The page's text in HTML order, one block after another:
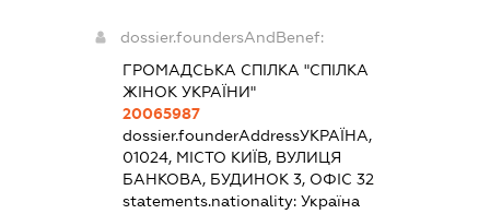
dossier.foundersAndBenef:
ГРОМАДСЬКА СПІЛКА "СПІЛКА
ЖІНОК УКРАЇНИ"
20065987
dossier.founderAddressУКРАЇНА,
01024, МІСТО КИЇВ, ВУЛИЦЯ
БАНКОВА, БУДИНОК 3, ОФІС 32
statements.nationality: Україна